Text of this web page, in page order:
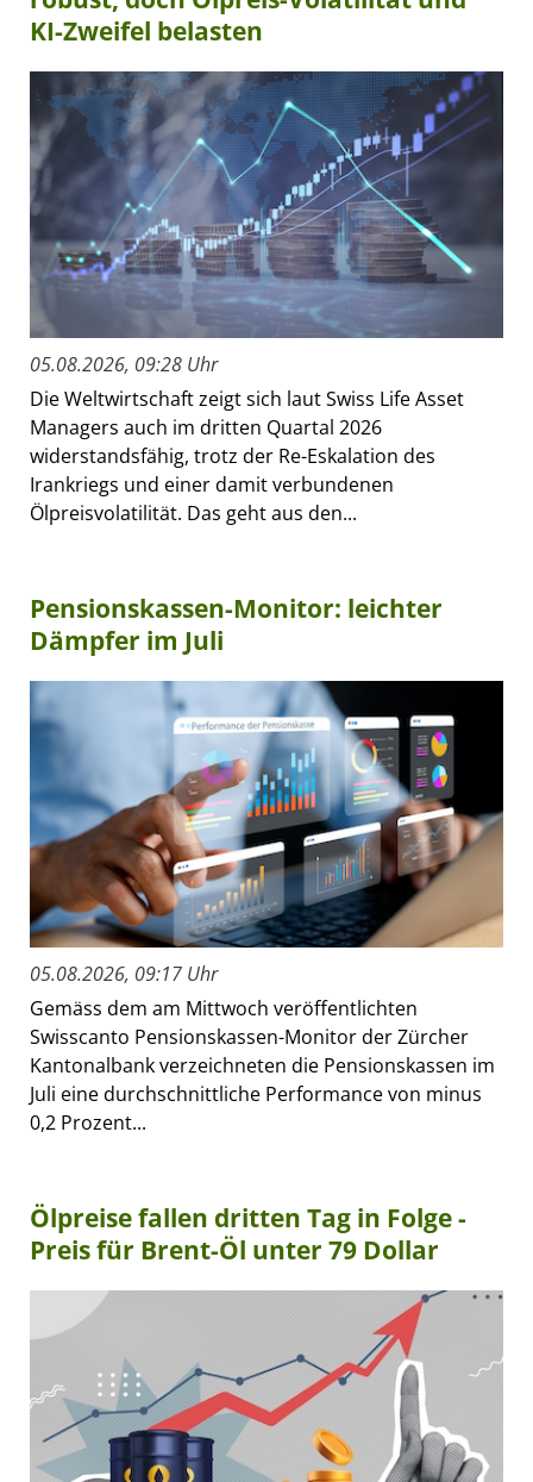
KI-Zweifel belasten
05.08.2026, 09:28 Uhr
Die Weltwirtschaft zeigt sich laut Swiss Life Asset
Managers auch im dritten Quartal 2026
widerstandsfähig, trotz der Re-Eskalation des
Irankriegs und einer damit verbundenen
Ölpreisvolatilität. Das geht aus den...
Pensionskassen-Monitor: leichter
Dämpfer im Juli
05.08.2026, 09:17 Uhr
Gemäss dem am Mittwoch veröffentlichten
Swisscanto Pensionskassen-Monitor der Zürcher
Kantonalbank verzeichneten die Pensionskassen im
Juli eine durchschnittliche Performance von minus
0,2 Prozent...
Ölpreise fallen dritten Tag in Folge -
Preis für Brent-Öl unter 79 Dollar